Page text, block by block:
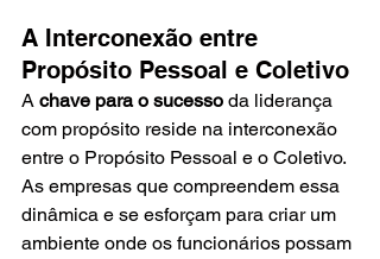
A Interconexão entre
Propósito Pessoal e Coletivo
A chave para o sucesso da liderança
com propósito reside na interconexão
entre o Propósito Pessoal e o Coletivo.
As empresas que compreendem essa
dinâmica e se esforçam para criar um
ambiente onde os funcionários possam